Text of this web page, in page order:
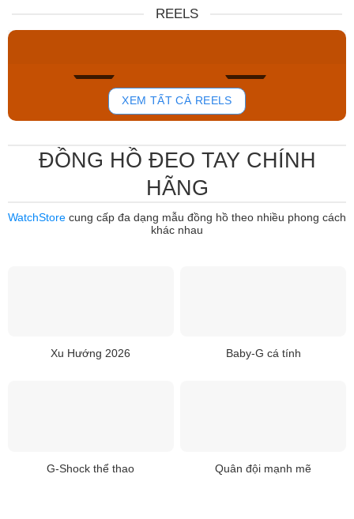
REELS
762
XEM TẤT CẢ REELS
ĐỒNG HỒ ĐEO TAY CHÍNH
HÃNG
WatchStore cung cấp đa dạng mẫu đồng hồ theo nhiều phong cách
khác nhau
Xu Hướng 2026 Baby-G cá tính
G-Shock thể thao Quân đội mạnh mẽ